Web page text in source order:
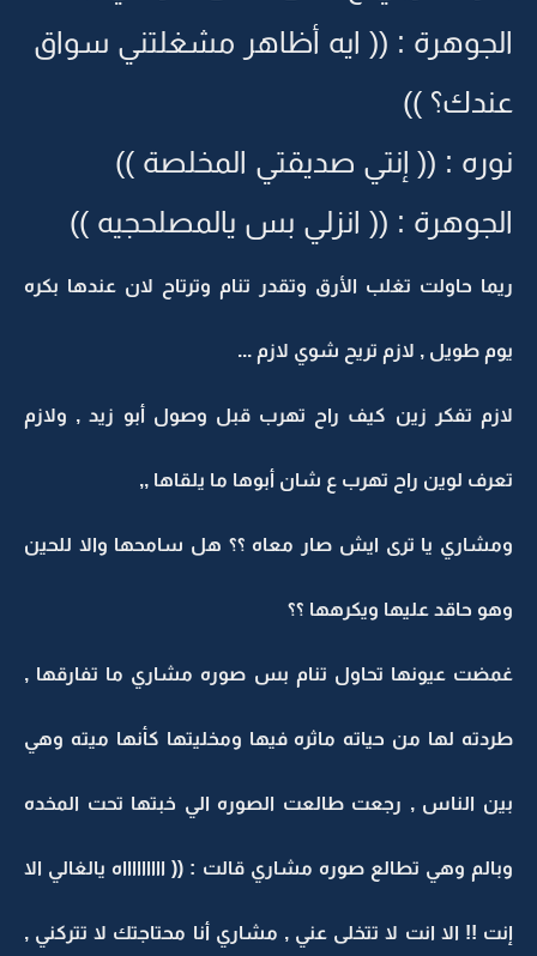
الجوهرة : (( ايه أظاهر مشغلتني سواق
عندك؟ ))
نوره : (( إنتي صديقتي المخلصة ))
الجوهرة : (( انزلي بس يالمصلحجيه ))
ريما حاولت تغلب الأرق وتقدر تنام وترتاح لان عندها بكره
يوم طويل , لازم تريح شوي لازم ...
لازم تفكر زين كيف راح تهرب قبل وصول أبو زيد , ولازم
تعرف لوين راح تهرب ع شان أبوها ما يلقاها ,,
ومشاري يا ترى ايش صار معاه ؟؟ هل سامحها والا للحين
وهو حاقد عليها ويكرهها ؟؟
غمضت عيونها تحاول تنام بس صوره مشاري ما تفارقها ,
طردته لها من حياته ماثره فيها ومخليتها كأنها ميته وهي
بين الناس , رجعت طالعت الصوره الي خبتها تحت المخده
وبالم وهي تطالع صوره مشاري قالت : (( اااااااااه يالغالي الا
إنت !! الا انت لا تتخلى عني , مشاري أنا محتاجتك لا تتركني ,